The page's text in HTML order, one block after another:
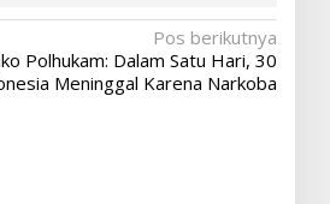
Pos berikutnya
Polhukam: Dalam Satu Hari, 30
Meninggal Karena Narkoba